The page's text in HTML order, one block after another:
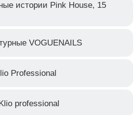
истории Pink House, 15
VOGUENAILS
Professional
professional